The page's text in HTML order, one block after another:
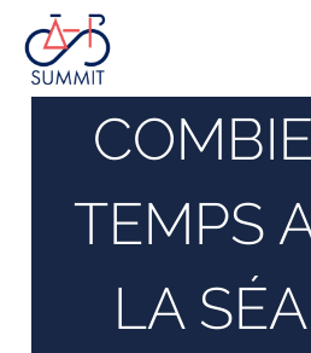
contenu
principal
TEMPS
LA
Panneau de gestion des cookies